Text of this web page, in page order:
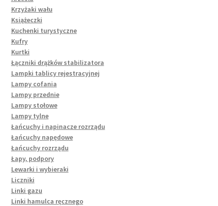
Krzyżaki wału
Książeczki
Kuchenki turystyczne
Kufry
Kurtki
Łączniki drążków stabilizatora
Lampki tablicy rejestracyjnej
Lampy cofania
Lampy przednie
Lampy stołowe
Lampy tylne
Łańcuchy i napinacze rozrządu
Łańcuchy napędowe
Łańcuchy rozrządu
Łapy, podpory
Lewarki i wybieraki
Liczniki
Linki gazu
Linki hamulca ręcznego